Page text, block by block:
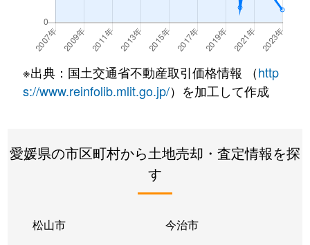
※出典：国土交通省不動産取引価格情報 （http
s://www.reinfolib.mlit.go.jp/）を加工して作成
愛媛県の市区町村から土地売却・査定情報を探
す
松山市 今治市